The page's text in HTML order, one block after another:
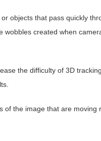
objects that pass quickly
created when
the difficulty of 3D
the image that are